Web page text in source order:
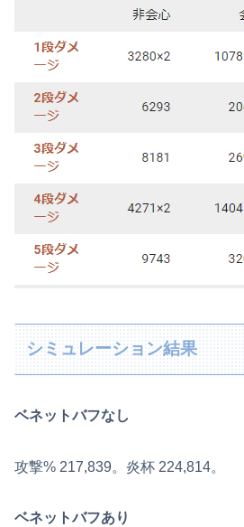
シミュレーション結果
ベネットバフなし
攻撃% 217,839。炎杯 224,814。
ベネットバフあり